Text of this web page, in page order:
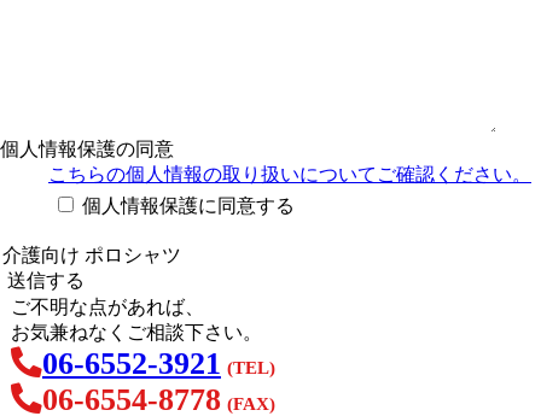
個人情報保護の同意
こちらの個人情報の取り扱いについてご確認ください。
個人情報保護に同意する
ご不明な点があれば、
お気兼ねなくご相談下さい。
06-6552-3921 (TEL)
06-6554-8778 (FAX)